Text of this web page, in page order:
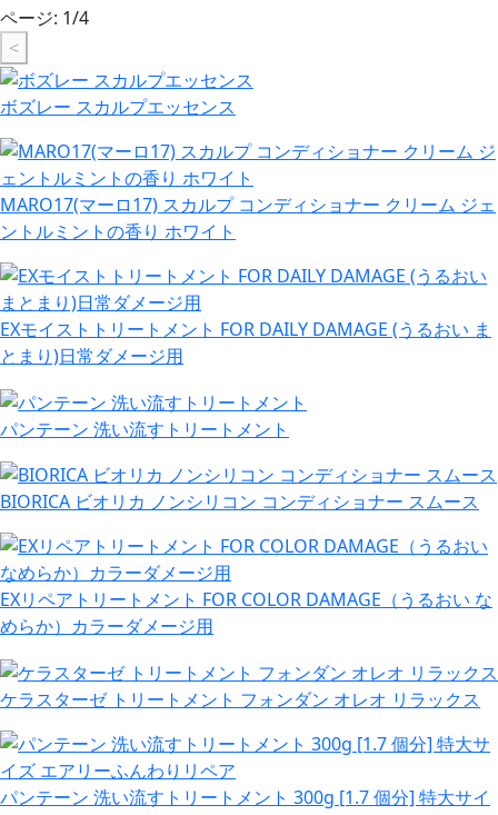
ページ: 1/4
<
ボズレー スカルプエッセンス
MARO17(マーロ17) スカルプ コンディショナー クリーム ジェ
ントルミントの香り ホワイト
EXモイストトリートメント FOR DAILY DAMAGE (うるおい ま
とまり)日常ダメージ用
パンテーン 洗い流すトリートメント
BIORICA ビオリカ ノンシリコン コンディショナー スムース
EXリペアトリートメント FOR COLOR DAMAGE（うるおい な
めらか）カラーダメージ用
ケラスターゼ トリートメント フォンダン オレオ リラックス
パンテーン 洗い流すトリートメント 300g [1.7 個分] 特大サイ